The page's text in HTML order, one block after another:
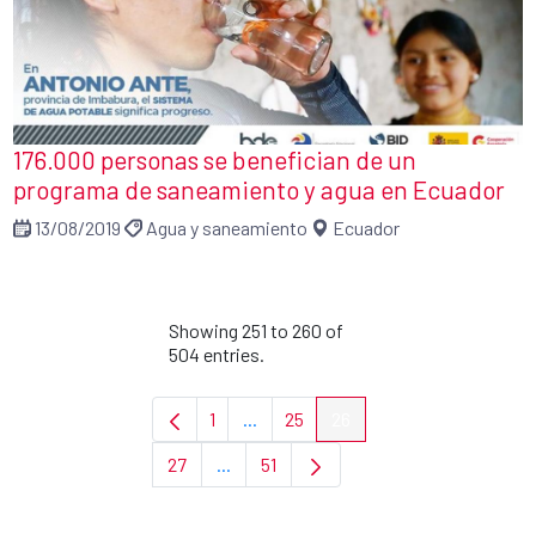
176.000 personas se benefician de un
programa de saneamiento y agua en Ecuador
13/08/2019 Agua y saneamiento Ecuador
Showing 251 to 260 of
504 entries.
Page
1 ...Intermediate Pages Use TAB to
Page
25
Page
27 ...Intermediate Pages Use TAB to
Page
51